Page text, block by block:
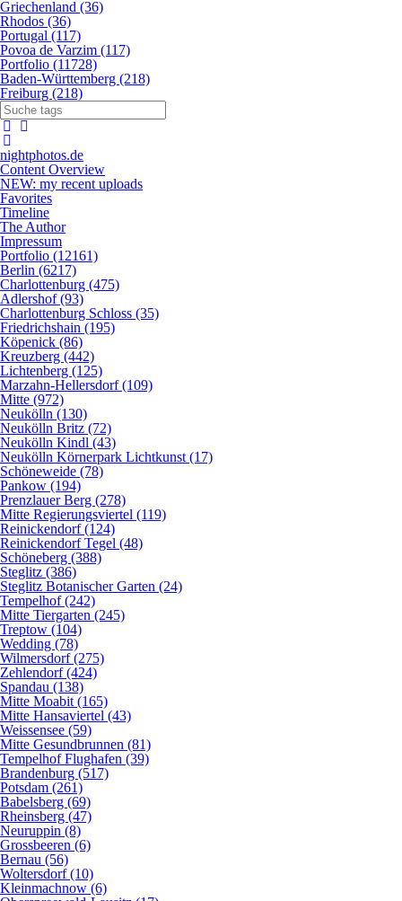
Griechenland (36)
Rhodos (36)
Portugal (117)
Povoa de Varzim (117)
Portfolio (11728)
Baden-Württemberg (218)
Freiburg (218)
nightphotos.de
Content Overview
NEW: my recent uploads
Favorites
Timeline
The Author
Impressum
Portfolio (12161)
Berlin (6217)
Charlottenburg (475)
Adlershof (93)
Charlottenburg Schloss (35)
Friedrichshain (195)
Köpenick (86)
Kreuzberg (442)
Lichtenberg (125)
Marzahn-Hellersdorf (109)
Mitte (972)
Neukölln (130)
Neukölln Britz (72)
Neukölln Kindl (43)
Neukölln Körnerpark Lichtkunst (17)
Schöneweide (78)
Pankow (194)
Prenzlauer Berg (278)
Mitte Regierungsviertel (119)
Reinickendorf (124)
Reinickendorf Tegel (48)
Schöneberg (388)
Steglitz (386)
Steglitz Botanischer Garten (24)
Tempelhof (242)
Mitte Tiergarten (245)
Treptow (104)
Wedding (78)
Wilmersdorf (275)
Zehlendorf (424)
Spandau (138)
Mitte Moabit (165)
Mitte Hansaviertel (43)
Weissensee (59)
Mitte Gesundbrunnen (81)
Tempelhof Flughafen (39)
Brandenburg (517)
Potsdam (261)
Babelsberg (69)
Rheinsberg (47)
Neuruppin (8)
Grossbeeren (6)
Bernau (56)
Woltersdorf (10)
Kleinmachnow (6)